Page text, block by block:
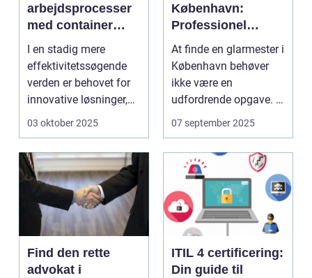
arbejdsprocesser
med container
tilter
I en stadig mere
effektivitetssøgende
verden er behovet for
innovative løsninger,
der ...
03 oktober 2025
København:
Professionel
løsning til alle
behov
At finde en glarmester i
København behøver
ikke være en
udfordrende opgave. I
en...
07 september 2025
Find den rette
advokat i
ITIL 4 certificering:
Din guide til